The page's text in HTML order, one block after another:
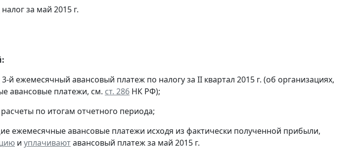
налог за май 2015 г.
3-й ежемесячный авансовый платеж по налогу за II квартал 2015 г. (об организациях,
авансовые платежи, см. ст. 286 НК РФ);
расчеты по итогам отчетного периода;
ежемесячные авансовые платежи исходя из фактически полученной прибыли,
и уплачиваютавансовый платеж за май 2015 г.